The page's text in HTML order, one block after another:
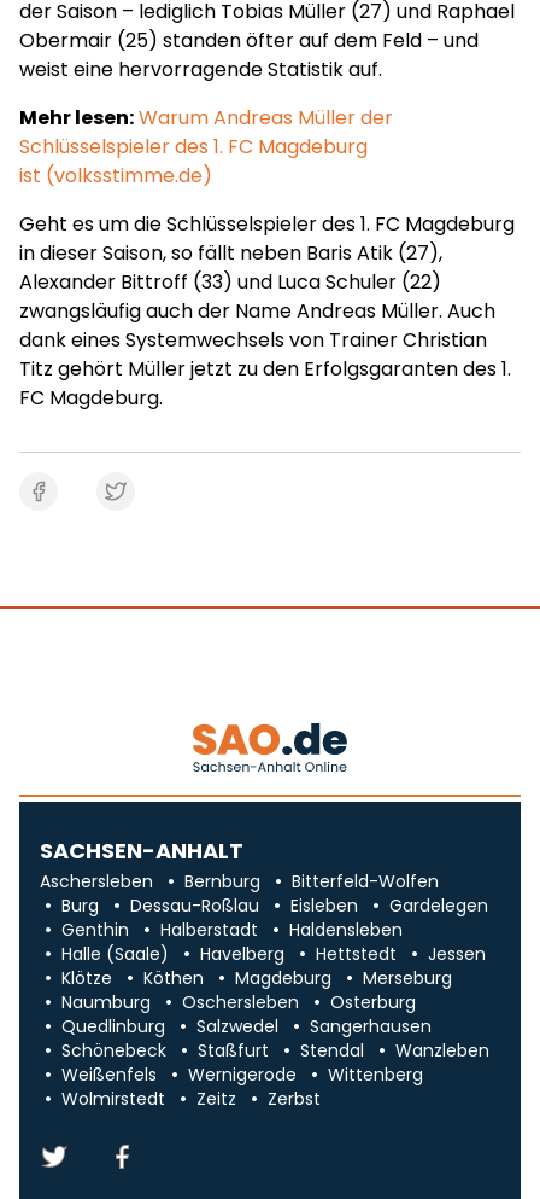
der Saison – lediglich Tobias Müller (27) und Raphael
Obermair (25) standen öfter auf dem Feld – und
weist eine hervorragende Statistik auf.
Mehr lesen:Warum Andreas Müller der
Schlüsselspieler des 1. FC Magdeburg
ist (volksstimme.de)
Geht es um die Schlüsselspieler des 1. FC Magdeburg
in dieser Saison, so fällt neben Baris Atik (27),
Alexander Bittroff (33) und Luca Schuler (22)
zwangsläufig auch der Name Andreas Müller. Auch
dank eines Systemwechsels von Trainer Christian
Titz gehört Müller jetzt zu den Erfolgsgaranten des 1.
FC Magdeburg.
SACHSEN-ANHALT
Aschersleben Bernburg
Bitterfeld-Wolfen
Burg
Dessau-Roßlau Eisleben
Gardelegen
Genthin
Halberstadt
Haldensleben
Halle (Saale)
Havelberg Hettstedt
Jessen
Klötze
Köthen Magdeburg
Merseburg
Naumburg
Oschersleben
Osterburg
Quedlinburg
Salzwedel
Sangerhausen
Schönebeck
Staßfurt Stendal
Wanzleben
Weißenfels
Wernigerode
Wittenberg
Wolmirstedt
Zeitz Zerbst